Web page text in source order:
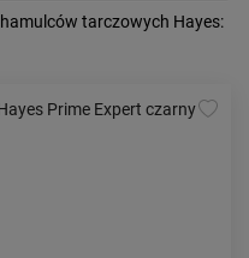
największa
alfabetycznie
tarczowych Hayes: